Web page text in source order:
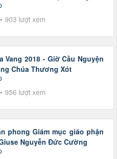
903 lượt xem
Vang 2018 - Giờ Cầu Nguyện
Chúa Thương Xót
956 lượt xem
phong Giám mục giáo phận
Nguyễn Đức Cường